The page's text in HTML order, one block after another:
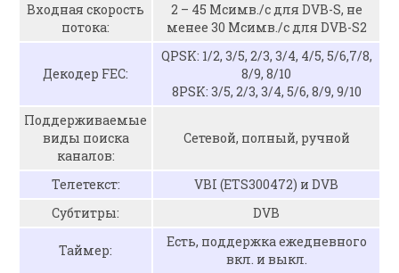
Входная скорость
потока:
2 – 45 Мсимв./с для DVB-S, не
менее 30 Мсимв./с для DVB-S2
Декодер FEC:
QPSK: 1/2, 3/5, 2/3, 3/4, 4/5, 5/6,7/8,
8/9, 8/10
8PSK: 3/5, 2/3, 3/4, 5/6, 8/9, 9/10
Поддерживаемые
виды поиска
каналов:
Сетевой, полный, ручной
Телетекст:
VBI (ETS300472) и DVB
Субтитры:
DVB
Таймер:
Есть, поддержка ежедневного
вкл. и выкл.